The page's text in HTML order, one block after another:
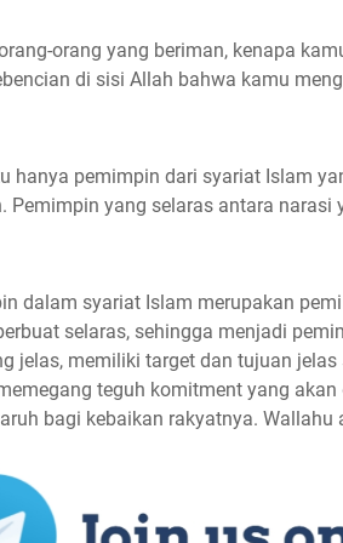
orang yang beriman, kenapa
di sisi Allah bahwa kamu
hanya pemimpin dari syariat Islam
Pemimpin yang selaras antara
dalam syariat Islam merupakan
selaras, sehingga menjadi
jelas, memiliki target dan tujuan
teguh komitment yang
bagi kebaikan rakyatnya. Wallahu